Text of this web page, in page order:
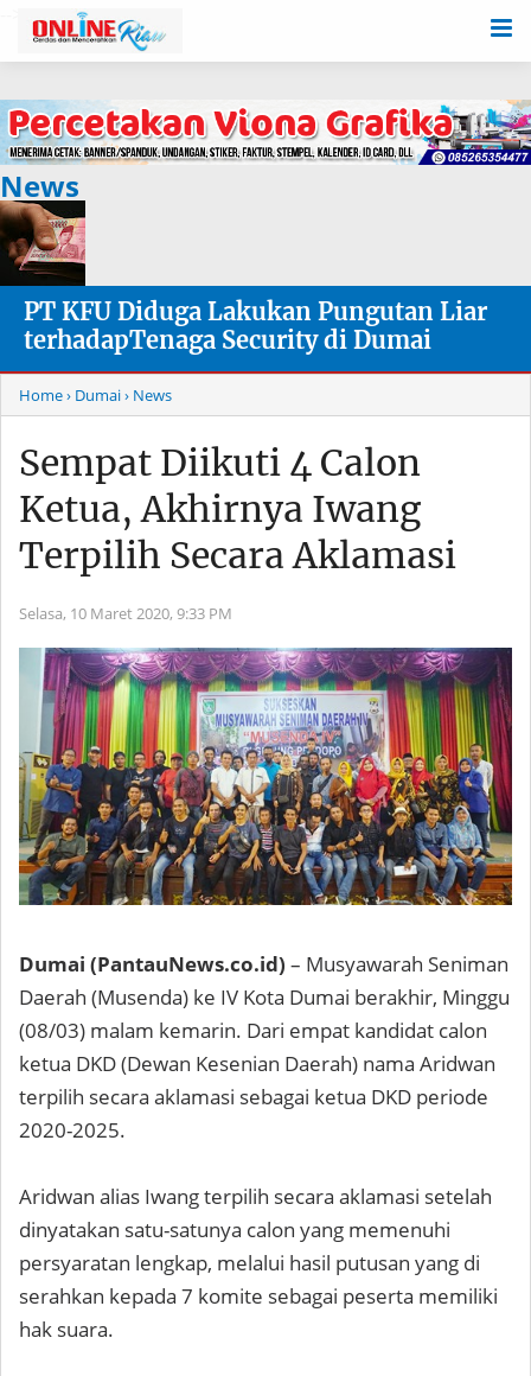
News
PT KFU Diduga Lakukan Pungutan Liar
terhadapTenaga Security di Dumai
Home› Dumai› News
Sempat Diikuti 4 Calon
Ketua, Akhirnya Iwang
Terpilih Secara Aklamasi
Selasa, 10 Maret 2020, 9:33 PM
Dumai (PantauNews.co.id) – Musyawarah Seniman
Daerah (Musenda) ke IV Kota Dumai berakhir, Minggu
(08/03) malam kemarin. Dari empat kandidat calon
ketua DKD (Dewan Kesenian Daerah) nama Aridwan
terpilih secara aklamasi sebagai ketua DKD periode
2020-2025.
Aridwan alias Iwang terpilih secara aklamasi setelah
dinyatakan satu-satunya calon yang memenuhi
persyaratan lengkap, melalui hasil putusan yang di
serahkan kepada 7 komite sebagai peserta memiliki
hak suara.